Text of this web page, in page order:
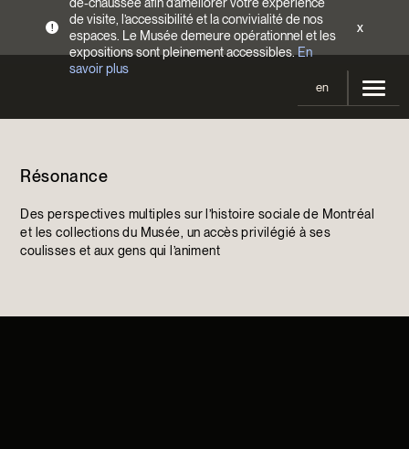
!
de visite, l’accessibilité et la convivialité de nos
espaces. Le Musée demeure opérationnel et les
expositions sont pleinement accessibles.En
savoir plus
x
en
Tarifs
Accès
En cours et à venir
Expositions passées
Activités
Calendrier
Résonance
Des perspectives multiples sur l’histoire sociale de Montréal
et les collections du Musée, un accès privilégié à ses
coulisses et aux gens qui l’animent